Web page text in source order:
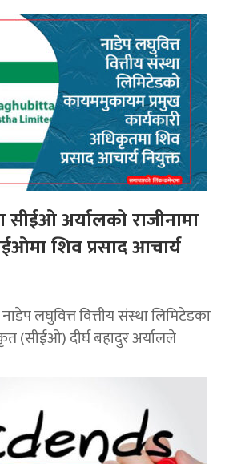
सीईओ अर्यालको राजीनामा
शिव प्रसाद आचार्य
लघुवित्त वित्तीय संस्था लिमिटेडका
(सीईओ) दीर्घ बहादुर अर्यालले